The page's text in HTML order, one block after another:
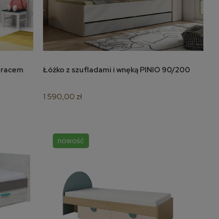
PAGONI fotel
(1p=1szt)
do koszyka
Łóżko z szufladami i wnęką PINIO 90/200
1 590,00 zł
nowość